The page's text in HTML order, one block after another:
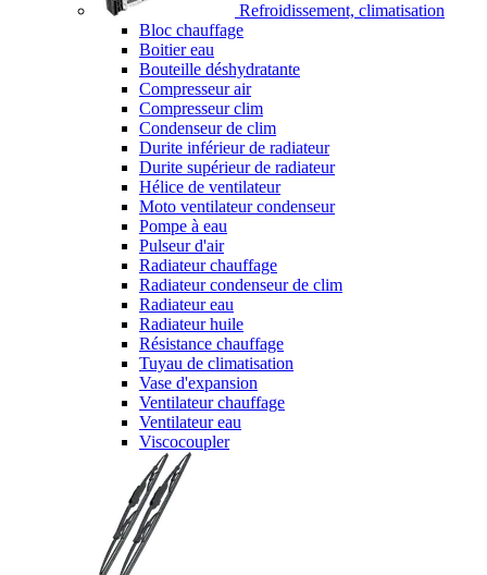
Refroidissement, climatisation
Bloc chauffage
Boitier eau
Bouteille déshydratante
Compresseur air
Compresseur clim
Condenseur de clim
Durite inférieur de radiateur
Durite supérieur de radiateur
Hélice de ventilateur
Moto ventilateur condenseur
Pompe à eau
Pulseur d'air
Radiateur chauffage
Radiateur condenseur de clim
Radiateur eau
Radiateur huile
Résistance chauffage
Tuyau de climatisation
Vase d'expansion
Ventilateur chauffage
Ventilateur eau
Viscocoupler